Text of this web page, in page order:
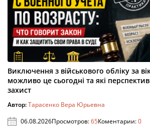
Виключення з військового обліку за
можливо це сьогодні та які
захист
Автор:Тарасенко Вера Юрьевна
06.08.2026Просмотров:65Коментарии:0